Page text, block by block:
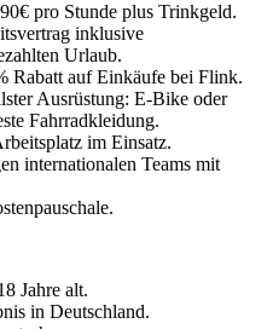
pro Stunde plus Trinkgeld.
inklusive
Urlaub.
Rabatt auf Einkäufe bei Flink.
Ausrüstung: E-Bike oder
Fahrradkleidung.
im Einsatz.
internationalen Teams mit
Jahre alt.
in Deutschland.